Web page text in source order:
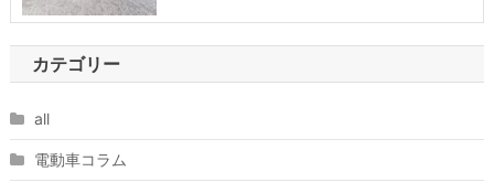
カテゴリー
all
電動車コラム